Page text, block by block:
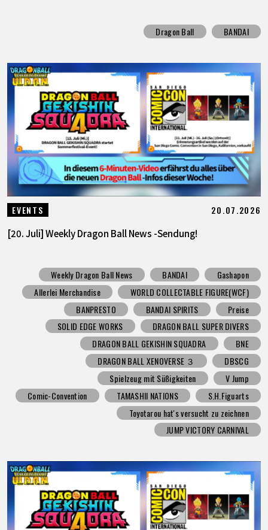
Dragon Ball BANDAI
EVENTS 20.07.2026
[20. Juli] Weekly Dragon Ball News -Sendung!
Weekly Dragon Ball News BANDAI
Gashapon
Allerlei Merchandise
WORLD COLLECTABLE FIGURE(WCF)
BANPRESTO
BANDAI SPIRITS
Preise
SOLID EDGE WORKS
DRAGON BALL SUPER DIVERS
DRAGON BALL GEKISHIN SQUADRA
BNE
DRAGON BALL XENOVERSE ３
DBSCG
Spielzeug mit Süßigkeiten
V Jump
Comic-Convention
TAMASHII NATIONS
S.H.Figuarts
Toyotarou hat's versucht zu zeichnen
JUMP VICTORY CARNIVAL